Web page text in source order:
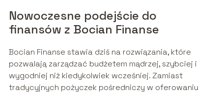
Nowoczesne podejście do
finansów z Bocian Finanse
Bocian Finanse stawia dziś na rozwiązania, które
pozwalają zarządzać budżetem mądrzej, szybciej i
wygodniej niż kiedykolwiek wcześniej. Zamiast
tradycyjnych pożyczek pośredniczy w oferowaniu